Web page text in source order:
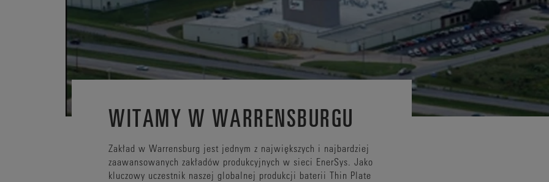
WITAMY W WARRENSBURGU
Zakład w Warrensburg jest jednym z największych i najbardziej
zaawansowanych zakładów produkcyjnych w sieci EnerSys. Jako
kluczowy uczestnik naszej globalnej produkcji baterii Thin Plate